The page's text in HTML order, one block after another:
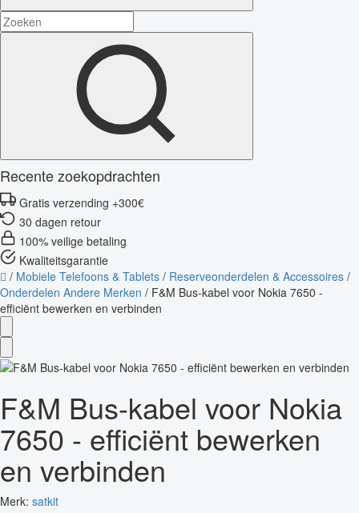
Recente zoekopdrachten
Gratis verzending +300€
30 dagen retour
100% veilige betaling
Kwaliteitsgarantie
/ Mobiele Telefoons & Tablets / Reserveonderdelen & Accessoires /
Onderdelen Andere Merken / F&M Bus-kabel voor Nokia 7650 -
efficiënt bewerken en verbinden
F&M Bus-kabel voor Nokia
7650 - efficiënt bewerken
en verbinden
Merk: satkit